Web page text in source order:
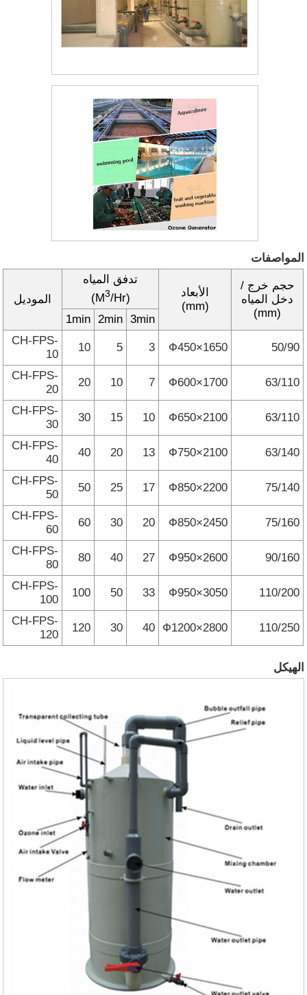
المواصفات
الموديل
تدفق المياه
(M3/Hr)
الأبعاد
(mm)
حجم خرج /
دخل المياه
(mm)
1min 2min
3min
CH-FPS-
10
10 5 3 Ф450×1650 50/90
CH-FPS-
20
20 10 7 Ф600×1700 63/110
CH-FPS-
30
30 15 10 Ф650×2100 63/110
CH-FPS-
40
40 20 13 Ф750×2100 63/140
CH-FPS-
50
50 25 17 Ф850×2200 75/140
CH-FPS-
60
60 30 20 Ф850×2450 75/160
CH-FPS-
80
80 40 27 Ф950×2600 90/160
CH-FPS-
100
100 50 33 Ф950×3050 110/200
CH-FPS-
120
120 30 40 Ф1200×2800 110/250
الهيكل